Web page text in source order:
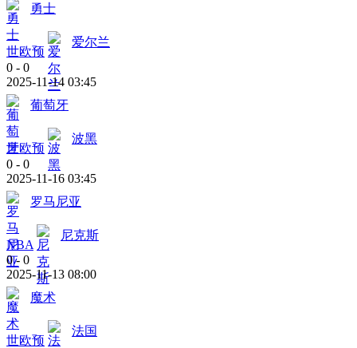
勇士
世欧预
爱尔兰
0 - 0
2025-11-14 03:45
葡萄牙
世欧预
波黑
0 - 0
2025-11-16 03:45
罗马尼亚
NBA
尼克斯
0 - 0
2025-11-13 08:00
魔术
世欧预
法国